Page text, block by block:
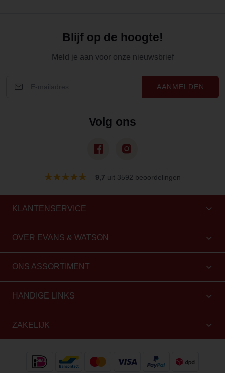
Blijf op de hoogte!
Meld je aan voor onze nieuwsbrief
AANMELDEN
Volg ons
– 9,7 uit 3592 beoordelingen
KLANTENSERVICE
OVER EVANS & WATSON
ONS ASSORTIMENT
HANDIGE LINKS
ZAKELIJK